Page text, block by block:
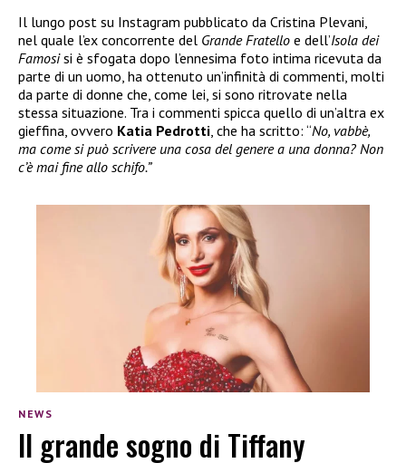
Il lungo post su Instagram pubblicato da Cristina Plevani,
nel quale l’ex concorrente del Grande Fratello e dell’Isola dei
Famosisi è sfogata dopo l’ennesima foto intima ricevuta da
parte di un uomo, ha ottenuto un’infinità di commenti, molti
da parte di donne che, come lei, si sono ritrovate nella
stessa situazione. Tra i commenti spicca quello di un’altra ex
gieffina, ovvero Katia Pedrotti, che ha scritto: “No, vabbè,
ma come si può scrivere una cosa del genere a una donna? Non
c’è mai fine allo schifo.”
NEWS
Il grande sogno di Tiffany